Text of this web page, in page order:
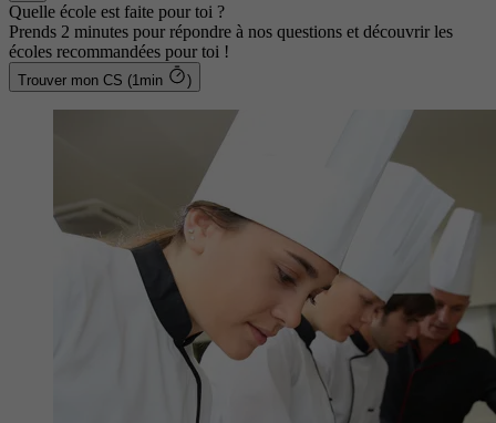
Quelle école est faite pour toi ?
Prends 2 minutes pour répondre à nos questions et découvrir les
écoles recommandées pour toi !
Trouver mon CS (1min )